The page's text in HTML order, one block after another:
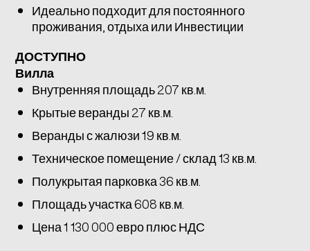
Идеально подходит для постоянного
проживания, отдыха или Инвестиции
ДОСТУПНО
Вилла
Внутренняя площадь 207 кв.м.
Крытые веранды 27 кв.м.
Веранды с жалюзи 19 кв.м.
Техническое помещение / склад 13 кв.м.
Полукрытая парковка 36 кв.м.
Площадь участка 608 кв.м.
Цена 1 130 000 евро плюс НДС